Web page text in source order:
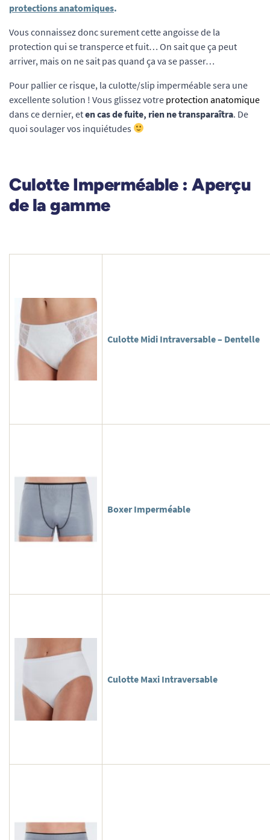
protections anatomiques.
Vous connaissez donc surement cette angoisse de la
protection qui se transperce et fuit… On sait que ça peut
arriver, mais on ne sait pas quand ça va se passer…
Pour pallier ce risque, la culotte/slip imperméable sera une
excellente solution ! Vous glissez votre protection anatomique
dans ce dernier, eten cas de fuite, rien ne transparaîtra. De
quoi soulager vos inquiétudes
Culotte Imperméable : Aperçu
de la gamme
Culotte Midi Intraversable – Dentelle
Boxer Imperméable
Culotte Maxi Intraversable